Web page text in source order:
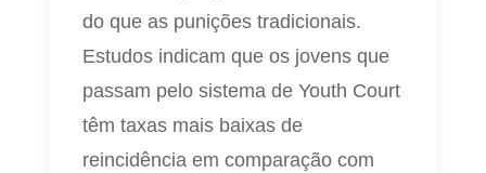
do que as punições tradicionais.
Estudos indicam que os jovens que
passam pelo sistema de Youth Court
têm taxas mais baixas de
reincidência em comparação com